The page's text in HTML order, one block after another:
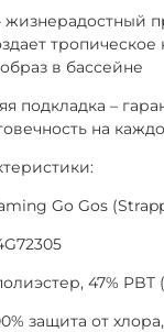
тропическое
в бассейне
подкладка –
на
Go Gos
47% PBT
защита от хлора,